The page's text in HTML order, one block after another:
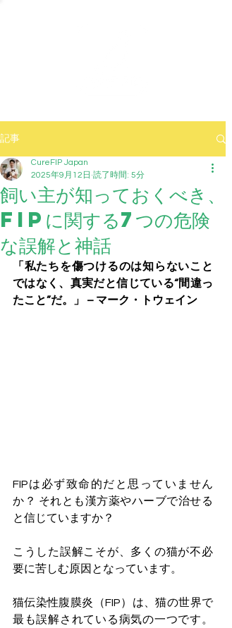
記事
飼い主が知っておくべき、
FIPに関する7つの危険
な誤解と神話
CureFIP Japan
2025年9月12日 読了時間: 5分
「私たちを傷つけるのは知らないこと
ではなく、真実だと信じている“間違っ
たこと”だ。」 – マーク・トウェイン
FIPは必ず致命的だと思っていません
か？ それとも漢方薬やハーブで治せる
と信じていますか？
こうした誤解こそが、多くの猫が不必
要に苦しむ原因となっています。
猫伝染性腹膜炎（FIP）は、猫の世界で
最も誤解されている病気の一つです。